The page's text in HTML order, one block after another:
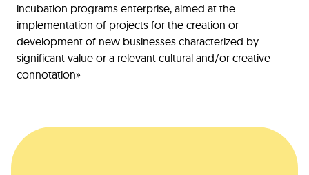
incubation programs enterprise, aimed at the
implementation of projects for the creation or
development of new businesses characterized by
significant value or a relevant cultural and/or creative
connotation»